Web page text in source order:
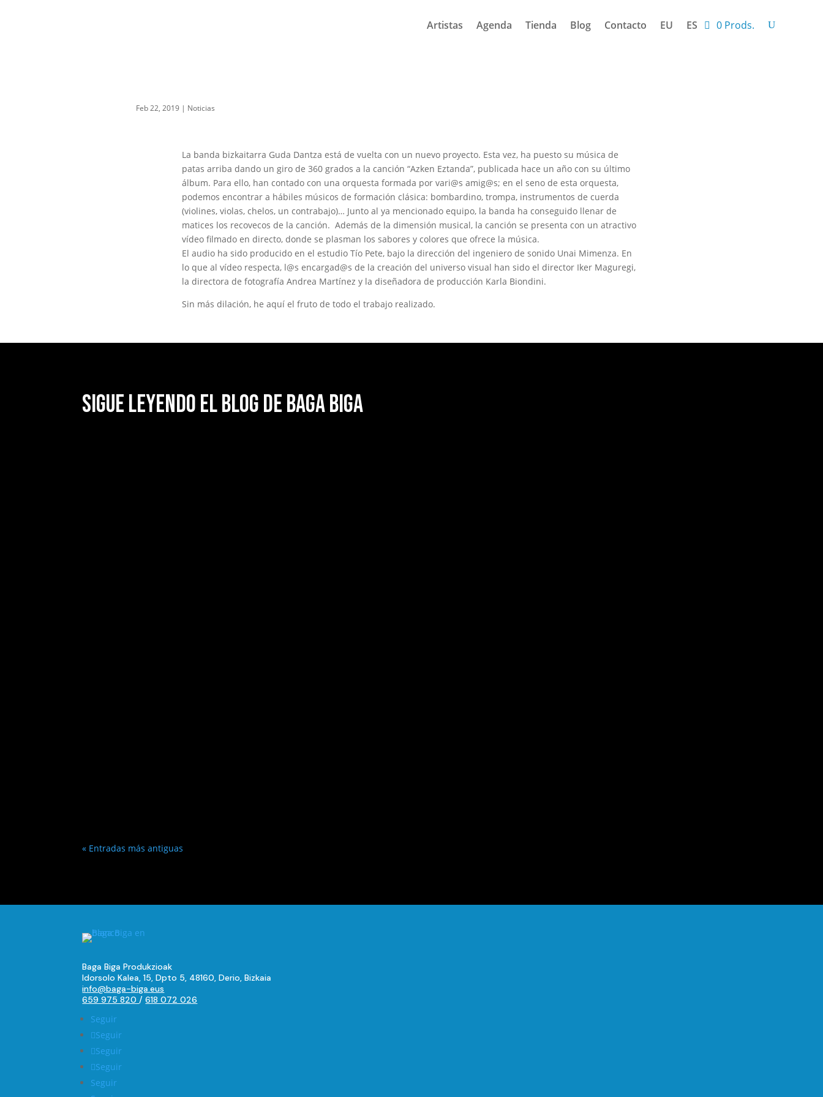
Artistas Agenda Tienda Blog Contacto EU ES 0 Prods.
Feb 22, 2019 | Noticias
La banda bizkaitarra Guda Dantza está de vuelta con un nuevo proyecto. Esta vez, ha puesto su música de
patas arriba dando un giro de 360 grados a la canción “Azken Eztanda”, publicada hace un año con su último
álbum. Para ello, han contado con una orquesta formada por vari@s amig@s; en el seno de esta orquesta,
podemos encontrar a hábiles músicos de formación clásica: bombardino, trompa, instrumentos de cuerda
(violines, violas, chelos, un contrabajo)… Junto al ya mencionado equipo, la banda ha conseguido llenar de
matices los recovecos de la canción. Además de la dimensión musical, la canción se presenta con un atractivo
vídeo filmado en directo, donde se plasman los sabores y colores que ofrece la música.
El audio ha sido producido en el estudio Tío Pete, bajo la dirección del ingeniero de sonido Unai Mimenza. En
lo que al vídeo respecta, l@s encargad@s de la creación del universo visual han sido el director Iker Maguregi,
la directora de fotografía Andrea Martínez y la diseñadora de producción Karla Biondini.
Sin más dilación, he aquí el fruto de todo el trabajo realizado.
Sigue leyendo el blog de Baga Biga
« Entradas más antiguas
Baga Biga Produkzioak
Idorsolo Kalea, 15, Dpto 5, 48160, Derio, Bizkaia
info@baga-biga.eus
659 975 820/618 072 026
Seguir
Seguir
Seguir
Seguir
Seguir